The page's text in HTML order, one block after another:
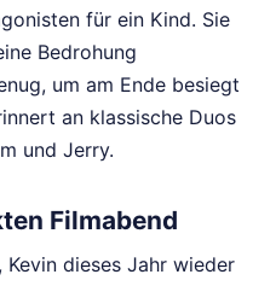
für ein Kind. Sie
Bedrohung
um am Ende besiegt
an klassische Duos
und Jerry.
Filmabend
dieses Jahr wieder